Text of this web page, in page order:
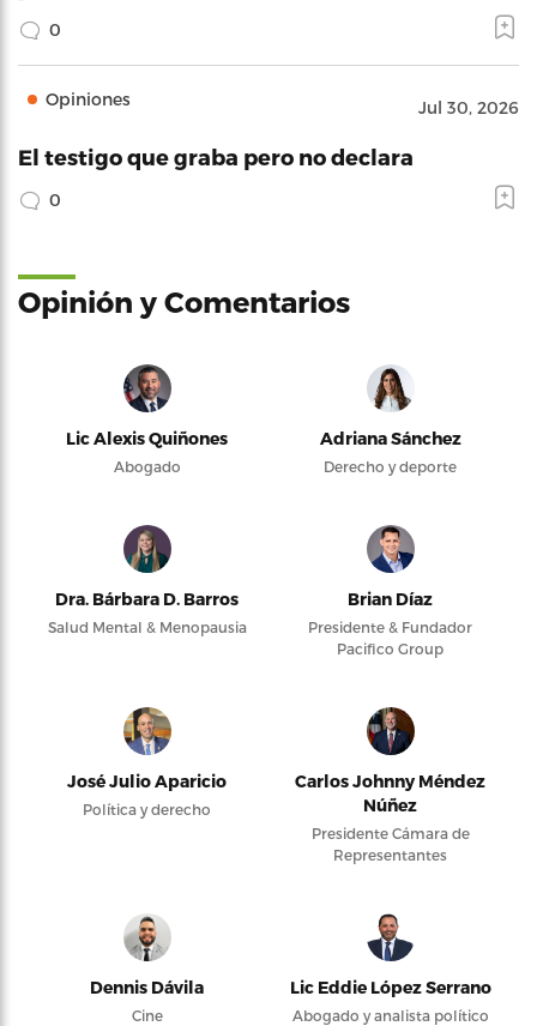
0
Opiniones Jul 30, 2026
El testigo que graba pero no declara
0
Opinión y Comentarios
Lic Alexis Quiñones
Abogado
Adriana Sánchez
Derecho y deporte
Dra. Bárbara D. Barros
Salud Mental & Menopausia
Brian Díaz
Presidente & Fundador
Pacifico Group
José Julio Aparicio
Política y derecho
Carlos Johnny Méndez
Núñez
Presidente Cámara de
Representantes
Dennis Dávila
Cine
Lic Eddie López Serrano
Abogado y analista político